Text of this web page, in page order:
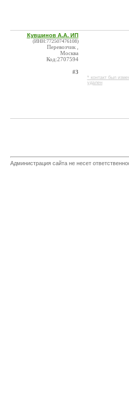
Кувшинов А.А. ИП
(ИНН:772507476108)
Перевозчик ,
Москва
Код:2707594
#3
* контакт был
удален
Администрация сайта не несет